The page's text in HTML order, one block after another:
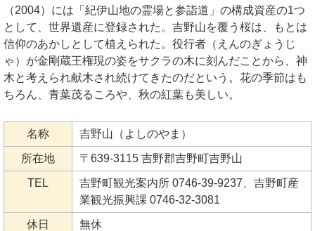
（2004）には「紀伊山地の霊場と参詣道」の構成資産の1つ
として、世界遺産に登録された。吉野山を覆う桜は、もとは
信仰のあかしとして植えられた。役行者（えんのぎょうじ
ゃ）が金剛蔵王権現の姿をサクラの木に刻んだことから、神
木と考えられ献木され続けてきたのだという。花の季節はも
ちろん、青葉茂るころや、秋の紅葉も美しい。
名称 吉野山（よしのやま）
所在地 〒639-3115 吉野郡吉野町吉野山
TEL
吉野町観光案内所 0746-39-9237、吉野町産
業観光振興課 0746-32-3081
休日 無休